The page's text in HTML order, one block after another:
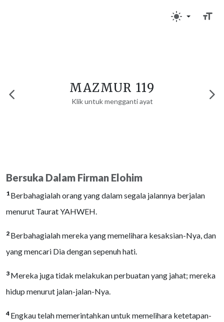
MAZMUR 119
Klik untuk mengganti ayat
Bersuka Dalam Firman Elohim
1 Berbahagialah orang yang dalam segala jalannya berjalan
menurut Taurat YAHWEH.
2 Berbahagialah mereka yang memelihara kesaksian-Nya, dan
yang mencari Dia dengan sepenuh hati.
3 Mereka juga tidak melakukan perbuatan yang jahat; mereka
hidup menurut jalan-jalan-Nya.
4 Engkau telah memerintahkan untuk memelihara ketetapan-